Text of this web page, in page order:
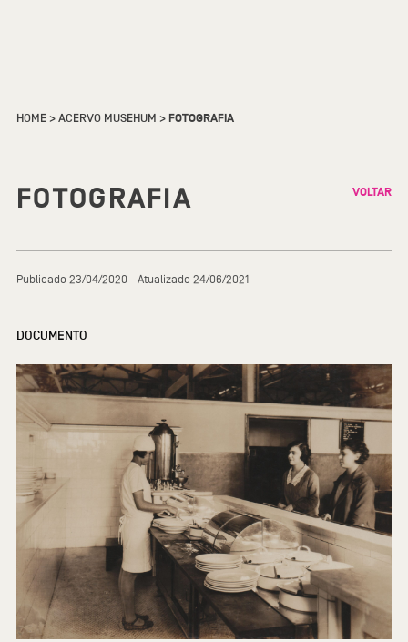
HOME>ACERVO MUSEHUM >FOTOGRAFIA
FOTOGRAFIA VOLTAR
Publicado 23/04/2020 - Atualizado 24/06/2021
DOCUMENTO